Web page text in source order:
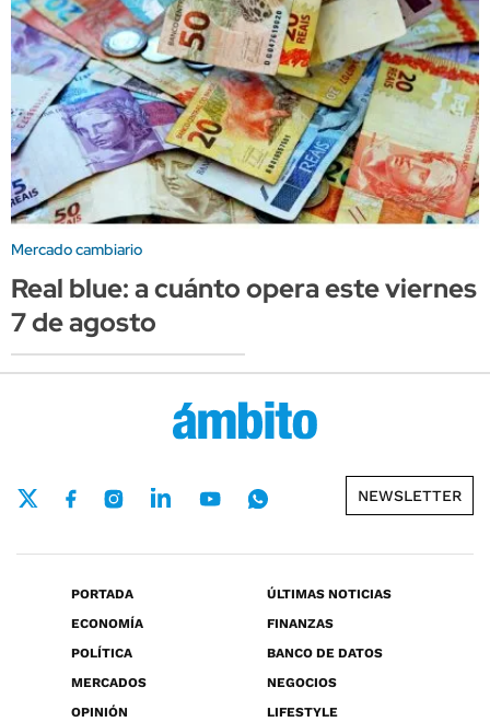
Mercado cambiario
Real blue: a cuánto opera este viernes
7 de agosto
NEWSLETTER
PORTADA
ÚLTIMAS NOTICIAS
ECONOMÍA
FINANZAS
POLÍTICA
BANCO DE DATOS
MERCADOS
NEGOCIOS
OPINIÓN
LIFESTYLE